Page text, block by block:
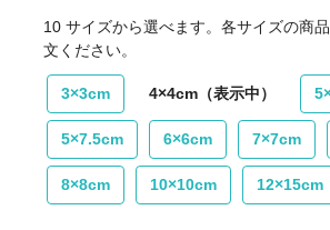
10 サイズから選べます。各サイズの商
文ください。
3×3cm 4×4cm（表示中）
5×7.5cm 6×6cm 7×7cm
8×8cm 10×10cm 12×15cm